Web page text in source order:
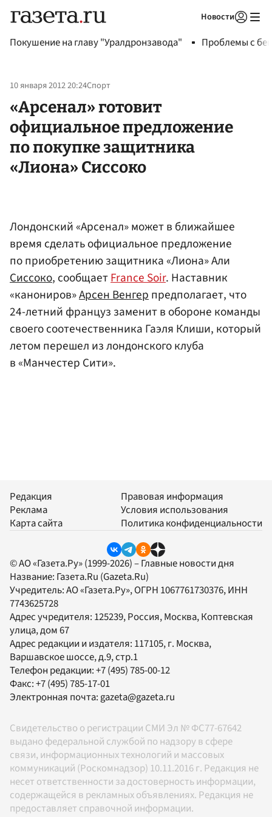
Новости
Покушение на главу "Уралдронзавода" Проблемы с
10 января 2012 20:24Спорт
«Арсенал» готовит
официальное предложение
по покупке защитника
«Лиона» Сиссоко
Лондонский «Арсенал» может в ближайшее
время сделать официальное предложение
по приобретению защитника «Лиона» Али
Сиссоко, сообщаетFrance Soir. Наставник
«канониров»Арсен Венгерпредполагает, что
24-летний француз заменит в обороне команды
своего соотечественника Гаэля Клиши, который
летом перешел из лондонского клуба
в «Манчестер Сити».
Редакция
Реклама
Карта сайта
Правовая информация
Условия использования
Политика конфиденциальности
© АО «Газета.Ру» (1999-2026) – Главные новости дня
Название: Газета.Ru (Gazeta.Ru)
Учредитель:АО «Газета.Ру», ОГРН 1067761730376, ИНН
7743625728
Адрес учредителя: 125239, Россия, Москва, Коптевская
улица, дом 67
Адрес редакции и издателя: 117105, г. Москва,
Варшавское шоссе, д.9, стр.1
Телефон редакции:+7 (495) 785-00-12
Факс:+7 (495) 785-17-01
Электронная почта:gazeta@gazeta.ru
Свидетельство о регистрации СМИ Эл № ФС77-67642
выдано федеральной службой по надзору в сфере
связи, информационных технологий и массовых
коммуникаций (Роскомнадзор) 10.11.2016 г. Редакция не
несет ответственности за достоверность информации,
содержащейся в рекламных объявлениях. Редакция не
предоставляет справочной информации.